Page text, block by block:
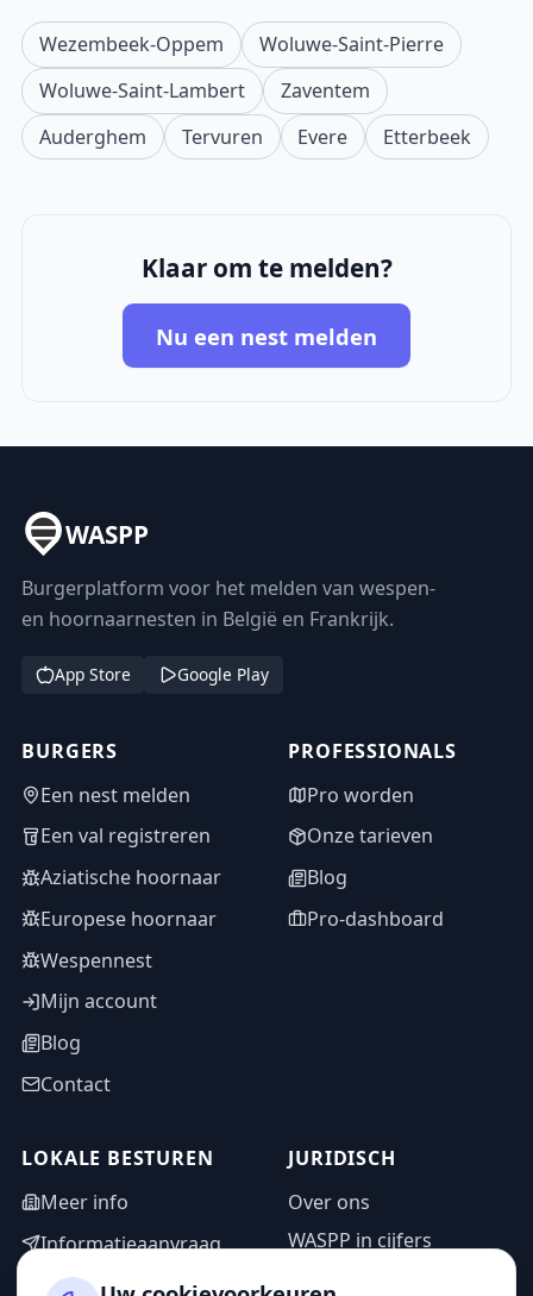
Wezembeek-Oppem
Woluwe-Saint-Pierre
Woluwe-Saint-Lambert
Zaventem
Auderghem
Tervuren Evere Etterbeek
Klaar om te melden?
Nu een nest melden
WASPP
Burgerplatform voor het melden van wespen-
en hoornaarnesten in België en Frankrijk.
App Store Google Play
BURGERS
Een nest melden
Een val registreren
Aziatische hoornaar
Europese hoornaar
Wespennest
Mijn account
Blog
Contact
PROFESSIONALS
Pro worden
Onze tarieven
Blog
Pro-dashboard
LOKALE BESTUREN
Meer info
Informatieaanvraag
Adminzone
JURIDISCH
Over ons
WASPP in cijfers